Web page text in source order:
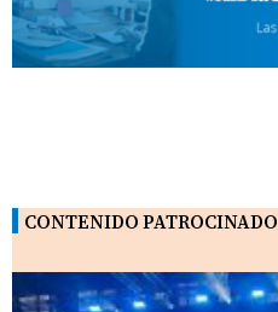
CONTENIDO PATROCINADO